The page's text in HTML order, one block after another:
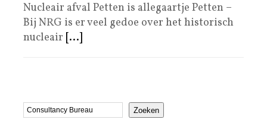
Nucleair afval Petten is allegaartje Petten –
Bij NRG is er veel gedoe over het historisch
nucleair [...]
Zoeken